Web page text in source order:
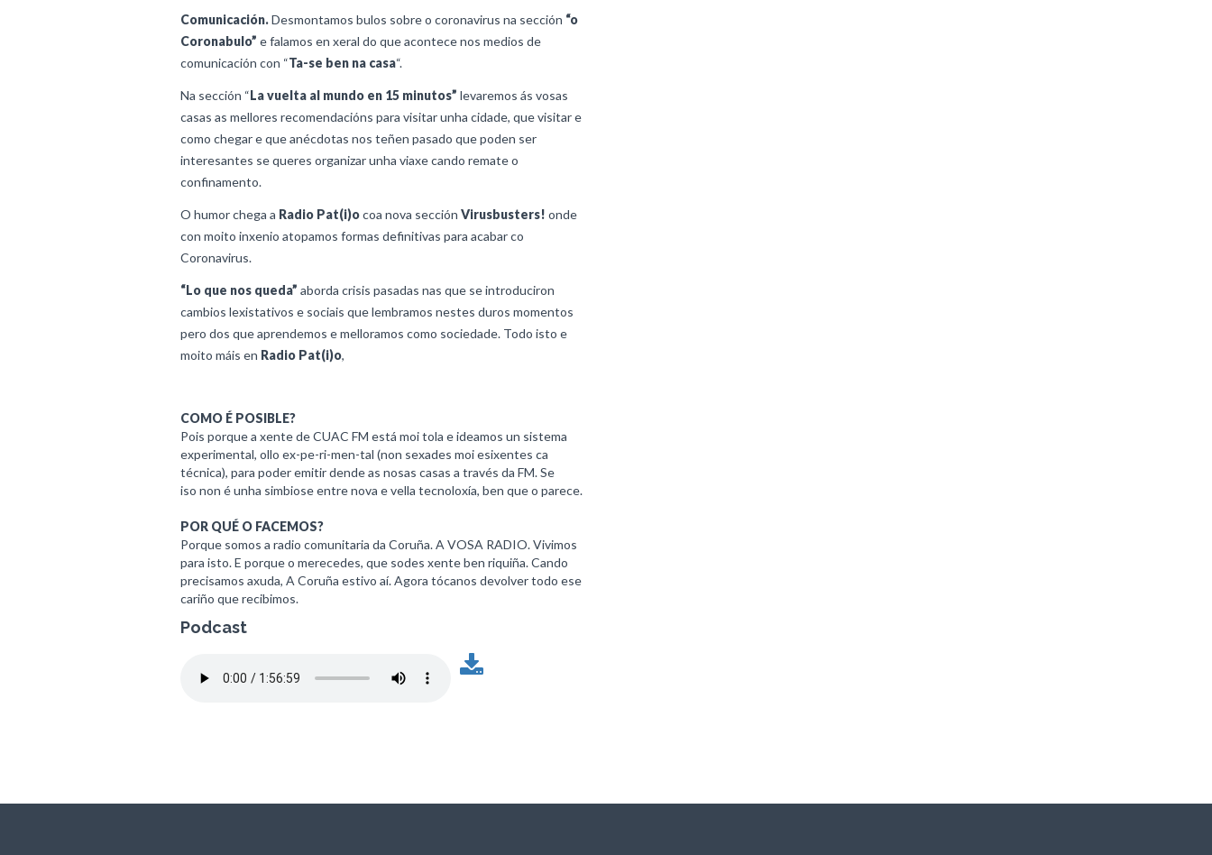
Comunicación.Desmontamos bulos sobre o coronavirus na sección “o
Coronabulo” e falamos en xeral do que acontece nos medios de
comunicación con “Ta-se ben na casa“.
Na sección “La vuelta al mundo en 15 minutos” levaremos ás vosas
casas as mellores recomendacións para visitar unha cidade, que visitar e
como chegar e que anécdotas nos teñen pasado que poden ser
interesantes se queres organizar unha viaxe cando remate o
confinamento.
O humor chega a Radio Pat(i)ocoa nova sección Virusbusters! onde
con moito inxenio atopamos formas definitivas para acabar co
Coronavirus.
“Lo que nos queda” aborda crisis pasadas nas que se introduciron
cambios lexistativos e sociais que lembramos nestes duros momentos
pero dos que aprendemos e melloramos como sociedade. Todo isto e
moito máis en Radio Pat(i)o,
COMO É POSIBLE?
Pois porque a xente de CUAC FM está moi tola e ideamos un sistema
experimental, ollo ex-pe-ri-men-tal (non sexades moi esixentes ca
técnica), para poder emitir dende as nosas casas a través da FM. Se
iso non é unha simbiose entre nova e vella tecnoloxía, ben que o parece.
POR QUÉ O FACEMOS?
Porque somos a radio comunitaria da Coruña. A VOSA RADIO. Vivimos
para isto. E porque o merecedes, que sodes xente ben riquiña. Cando
precisamos axuda, A Coruña estivo aí. Agora tócanos devolver todo ese
cariño que recibimos.
Podcast